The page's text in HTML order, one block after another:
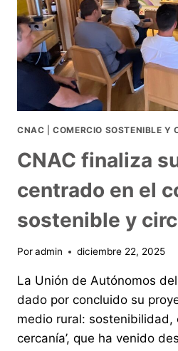
CNAC |COMERCIO SOSTENIBLE Y
CNAC finaliza
centrado en el
sostenible y
Poradmin diciembre 22, 2025
La Unión de Autónomos
dado por concluido su
medio rural: sostenibilidad,
cercanía’, que ha venido